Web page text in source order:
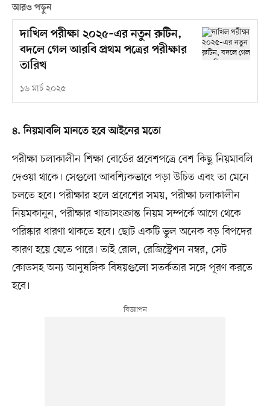
আরও পড়ুন
দাখিল পরীক্ষা ২০২৫–এর নতুন রুটিন,
বদলে গেল আরবি প্রথম পত্রের পরীক্ষার
তারিখ
১৬ মার্চ ২০২৫
৪. নিয়মাবলি মানতে হবে আইনের মতো
পরীক্ষা চলাকালীন শিক্ষা বোর্ডের প্রবেশপত্রে বেশ কিছু নিয়মাবলি
দেওয়া থাকে। সেগুলো আবশ্যিকভাবে পড়া উচিত এবং তা মেনে
চলতে হবে। পরীক্ষার হলে প্রবেশের সময়, পরীক্ষা চলাকালীন
নিয়মকানুন, পরীক্ষার খাতাসংক্রান্ত নিয়ম সম্পর্কে আগে থেকে
পরিষ্কার ধারণা থাকতে হবে। ছোট একটি ভুল অনেক বড় বিপদের
কারণ হয়ে যেতে পারে। তাই রোল, রেজিস্ট্রেশন নম্বর, সেট
কোডসহ অন্য আনুষঙ্গিক বিষয়গুলো সতর্কতার সঙ্গে পূরণ করতে
হবে।